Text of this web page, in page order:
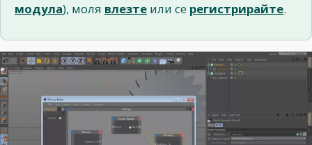
модула), моля влезте или се регистрирайте.